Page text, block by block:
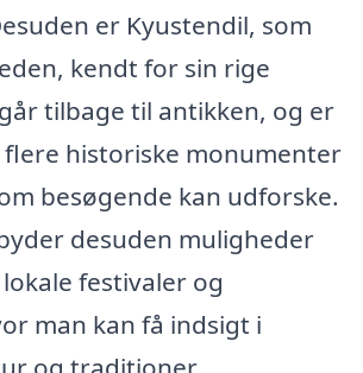
er Kyustendil, som
kendt for sin rige
tilbage til antikken, og er
historiske monumenter
besøgende kan udforske.
desuden muligheder
festivaler og
man kan få indsigt i